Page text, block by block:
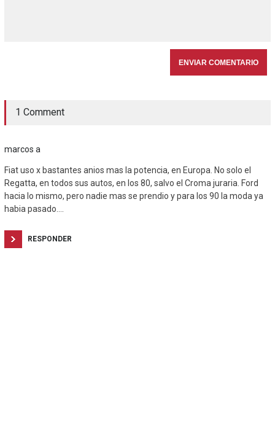
1 Comment
marcos a
Fiat uso x bastantes anios mas la potencia, en Europa. No solo el
Regatta, en todos sus autos, en los 80, salvo el Croma juraria. Ford
hacia lo mismo, pero nadie mas se prendio y para los 90 la moda ya
habia pasado….
RESPONDER